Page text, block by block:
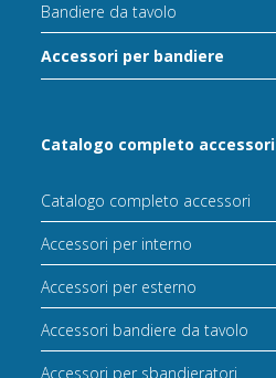
Bandiere da tavolo
Accessori per bandiere
Catalogo completo accessori
Catalogo completo accessori
Accessori per interno
Accessori per esterno
Accessori bandiere da tavolo
Accessori per sbandieratori